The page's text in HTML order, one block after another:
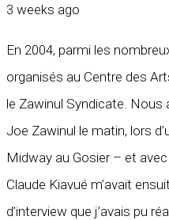
3 weeks ago
En 2004, parmi les
organisés au Centre des
le Zawinul Syndicate. Nous
Joe Zawinul le matin, lors
Midway au Gosier – et avec
Claude Kiavué m’avait
d’interview que j’avais pu